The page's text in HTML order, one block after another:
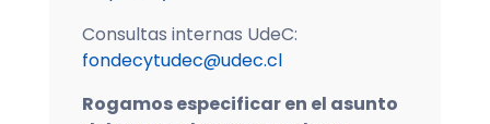
Consultas internas UdeC:
fondecytudec@udec.cl
Rogamos especificar en el asunto